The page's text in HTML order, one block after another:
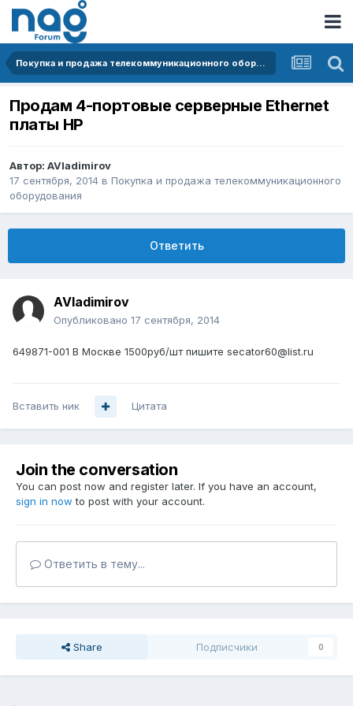
Покупка и продажа телекоммуникационного оборудования
Продам 4-портовые серверные Ethernet
платы НР
Автор: AVladimirov
17 сентября, 2014 в Покупка и продажа телекоммуникационного
оборудования
Ответить
AVladimirov
Опубликовано 17 сентября, 2014
649871-001 В Москве 1500руб/шт пишите secator60@list.ru
Вставить ник Цитата
Join the conversation
You can post now and register later. If you have an account,
sign in now to post with your account.
Ответить в тему...
Share Подписчики 0